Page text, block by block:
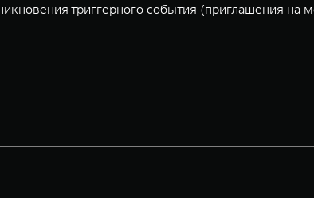
триггерного события (приглашения на